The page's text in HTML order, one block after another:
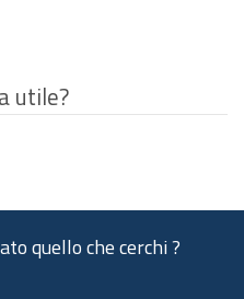
utile?
quello che cerchi ?